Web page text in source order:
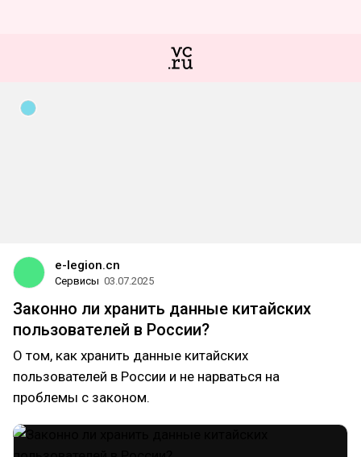
e-legion.cn
Сервисы 03.07.2025
Законно ли хранить данные китайских
пользователей в России?
О том, как хранить данные китайских
пользователей в России и не нарваться на
проблемы с законом.